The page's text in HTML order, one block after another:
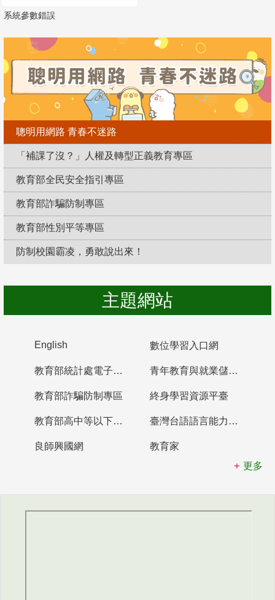
系統參數錯誤
聰明用網路 青春不迷路
「補課了沒？」人權及轉型正義教育專區
教育部全民安全指引專區
教育部詐騙防制專區
教育部性別平等專區
防制校園霸凌，勇敢說出來！
主題網站
English 數位學習入口網
教育部統計處電子書櫃 青年教育與就業儲蓄帳戶
教育部詐騙防制專區 終身學習資源平臺
教育部高中等以下學校及幼兒園教師資格檢定考試 臺灣台語語言能力認證網站
良師興國網
教育家
更多